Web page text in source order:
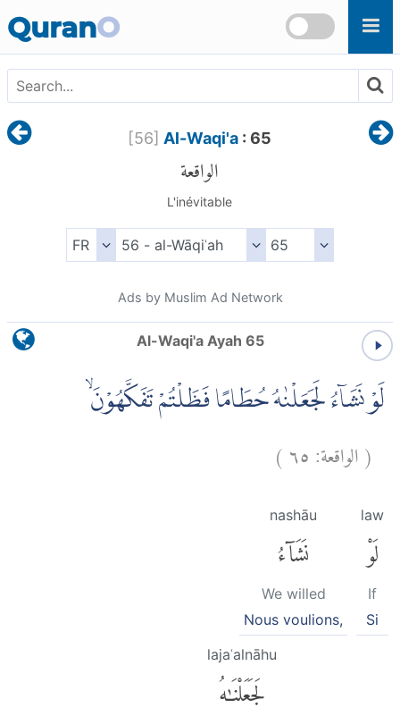
QuranO
[56] Al-Waqi'a : 65
الواقعة
L'inévitable
Ads by Muslim Ad Network
Al-Waqi'a Ayah 65
لَوْ نَشَاۤءُ لَجَعَلْنٰهُ حُطَامًا فَظَلْتُمْ تَفَكَّهُوْنَۙ
(الواقعة:٦٥)
law
لَوْ
If
Si
nashāu
نَشَآءُ
We willed
Nous voulions,
lajaʿalnāhu
لَجَعَلْنَٰهُ